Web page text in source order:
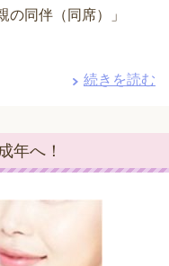
同伴（同席）」
続きを読む
年へ！